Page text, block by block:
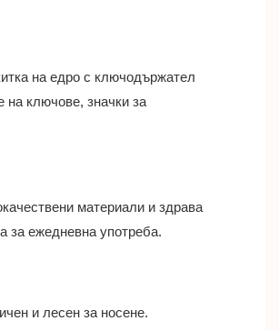
на едро с ключодържател
на ключове, значки за
материали и здрава
за ежедневна употреба.
и лесен за носене.